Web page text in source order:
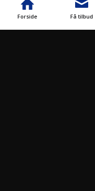
Forside Få tilbud